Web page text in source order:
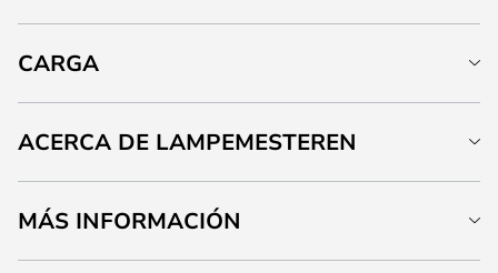
CARGA
ACERCA DE LAMPEMESTEREN
MÁS INFORMACIÓN